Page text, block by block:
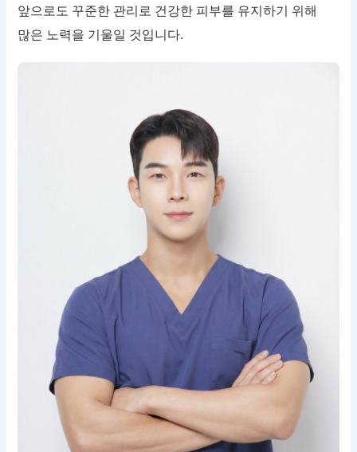
앞으로도 꾸준한 관리로 건강한 피부를 유지하기 위해
많은 노력을 기울일 것입니다.